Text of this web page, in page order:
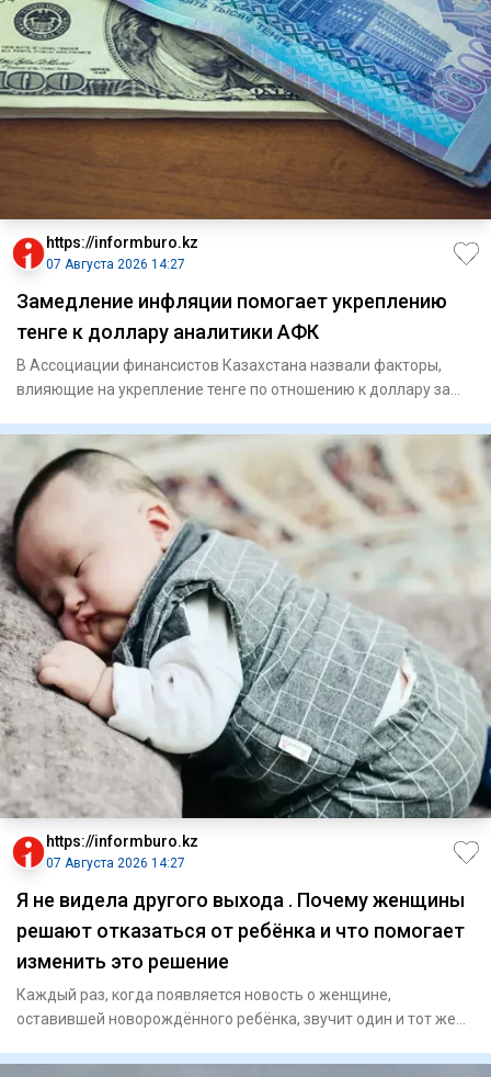
https://informburo.kz
07 Августа 2026 14:27
Замедление инфляции помогает укреплению
тенге к доллару аналитики АФК
В Ассоциации финансистов Казахстана назвали факторы,
влияющие на укрепление тенге по отношению к доллару за
https://informburo.kz
07 Августа 2026 14:27
Я не видела другого выхода . Почему женщины
решают отказаться от ребёнка и что помогает
изменить это решение
Каждый раз, когда появляется новость о женщине,
оставившей новорождённого ребёнка, звучит один и тот же